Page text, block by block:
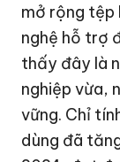
mở rộng tệp
nghệ hỗ trợ
thấy đây là
nghiệp vừa,
vững. Chỉ
dùng đã